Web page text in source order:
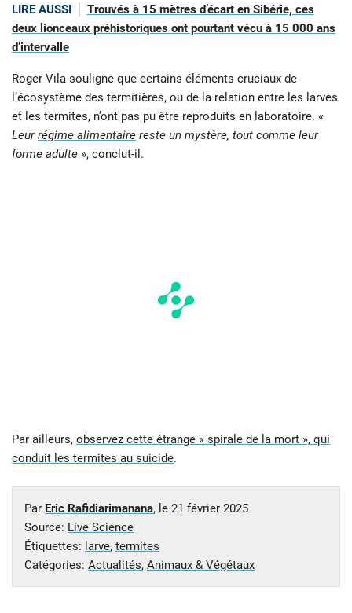
LIRE AUSSI
Trouvés à 15 mètres d’écart en Sibérie, ces
deux lionceaux préhistoriques ont pourtant vécu à 15 000 ans
d’intervalle
Roger Vila souligne que certains éléments cruciaux de
l’écosystème des termitières, ou de la relation entre les larves
et les termites, n’ont pas pu être reproduits en laboratoire. «
Leurrégime alimentaire reste un mystère, tout comme leur
forme adulte », conclut-il.
Par ailleurs, observez cette étrange « spirale de la mort », qui
conduit les termites au suicide.
Par Eric Rafidiarimanana, le 21 février 2025
Source: Live Science
Étiquettes: larve, termites
Catégories: Actualités, Animaux & Végétaux